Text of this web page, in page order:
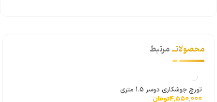
محصولاتــمرتبط
تورچ جوشکاری دوسر 1.5 متری
مدل JH-3DSV
4,550,000تومان